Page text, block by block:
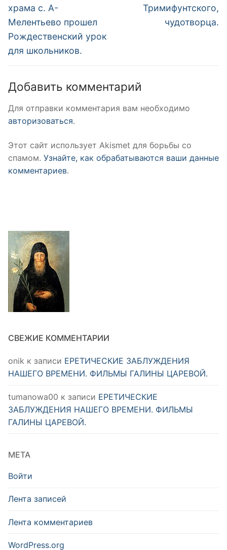
храма с. А-
Мелентьево прошел
Рождественский урок
для школьников.
Тримифунтского,
чудотворца.
Добавить комментарий
Для отправки комментария вам необходимо
авторизоваться.
Этот сайт использует Akismet для борьбы со
спамом. Узнайте, как обрабатываются ваши данные
комментариев.
СВЕЖИЕ КОММЕНТАРИИ
onik к записи ЕРЕТИЧЕСКИЕ ЗАБЛУЖДЕНИЯ
НАШЕГО ВРЕМЕНИ. ФИЛЬМЫ ГАЛИНЫ ЦАРЕВОЙ.
tumanowa00 к записи ЕРЕТИЧЕСКИЕ
ЗАБЛУЖДЕНИЯ НАШЕГО ВРЕМЕНИ. ФИЛЬМЫ
ГАЛИНЫ ЦАРЕВОЙ.
МЕТА
Войти
Лента записей
Лента комментариев
WordPress.org